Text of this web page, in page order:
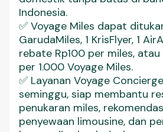
Indonesia.
✅ Voyage Miles dapat
GarudaMiles, 1 KrisFlyer, 1
rebate Rp100 per miles,
per 1.000 Voyage Miles.
✅ Layanan Voyage
seminggu, siap membantu
penukaran miles,
penyewaan limousine, dan